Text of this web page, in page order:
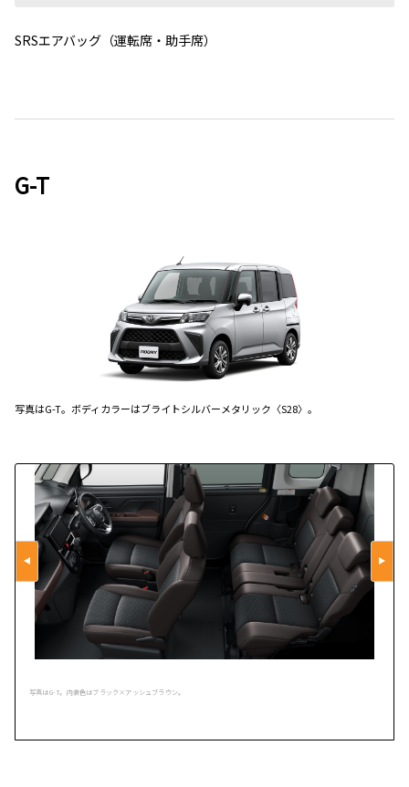
SRSエアバッグ（運転席・助手席）
G-T
写真はG-T。ボディカラーはブライトシルバーメタリック〈S28〉。
写真はG-T。内装色はブラック×アッシュブラウン。